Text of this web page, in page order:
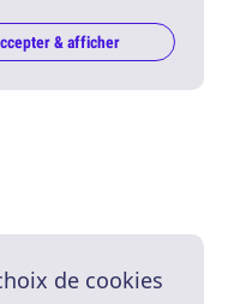
& afficher
de cookies